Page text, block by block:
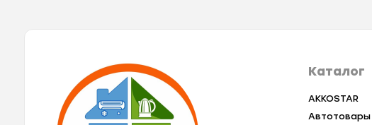
Каталог
AKKOSTAR
Автотовары